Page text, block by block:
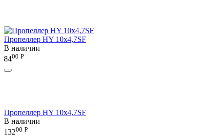
Пропеллер HY 10х4,7SF
В наличии
8400 Р
Пропеллер HY 10х4,7SF
В наличии
13200 Р